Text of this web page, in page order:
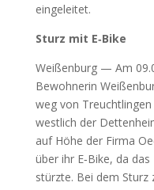
ein­ge­lei­tet.
Sturz mit E‑Bike
Wei­ßen­burg — Am
Bewoh­ne­rin
weg von
west­lich der
auf Höhe der Fir­ma
über ihr E‑Bike, da
stürz­te. Bei dem